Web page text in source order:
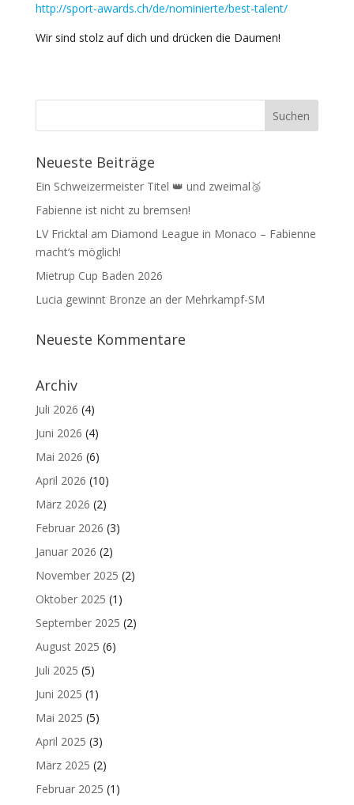
http://sport-awards.ch/de/nominierte/best-talent/
Wir sind stolz auf dich und drücken die Daumen!
Neueste Beiträge
Ein Schweizermeister Titel 👑 und zweimal🥉
Fabienne ist nicht zu bremsen!
LV Fricktal am Diamond League in Monaco – Fabienne
macht‘s möglich!
Mietrup Cup Baden 2026
Lucia gewinnt Bronze an der Mehrkampf-SM
Neueste Kommentare
Archiv
Juli 2026 (4)
Juni 2026 (4)
Mai 2026 (6)
April 2026 (10)
März 2026 (2)
Februar 2026 (3)
Januar 2026 (2)
November 2025 (2)
Oktober 2025 (1)
September 2025 (2)
August 2025 (6)
Juli 2025 (5)
Juni 2025 (1)
Mai 2025 (5)
April 2025 (3)
März 2025 (2)
Februar 2025 (1)